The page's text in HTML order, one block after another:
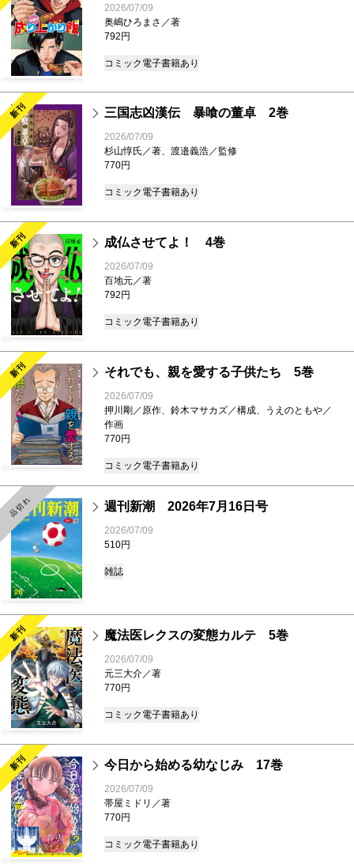
2026/07/09
奥嶋ひろまさ／著
792円
コミック 電子書籍あり
新刊 三国志凶漢伝 暴喰の董卓 2巻
2026/07/09
杉山惇氏／著、渡邉義浩／監修
770円
コミック 電子書籍あり
新刊 成仏させてよ！ 4巻
2026/07/09
百地元／著
792円
コミック 電子書籍あり
新刊 それでも、親を愛する子供たち 5巻
2026/07/09
押川剛／原作、鈴木マサカズ／構成、うえのともや／
作画
770円
コミック 電子書籍あり
新刊
品切れ 週刊新潮 2026年7月16日号
2026/07/09
510円
雑誌
新刊 魔法医レクスの変態カルテ 5巻
2026/07/09
元三大介／著
770円
コミック 電子書籍あり
新刊 今日から始める幼なじみ 17巻
2026/07/09
帯屋ミドリ／著
770円
コミック 電子書籍あり